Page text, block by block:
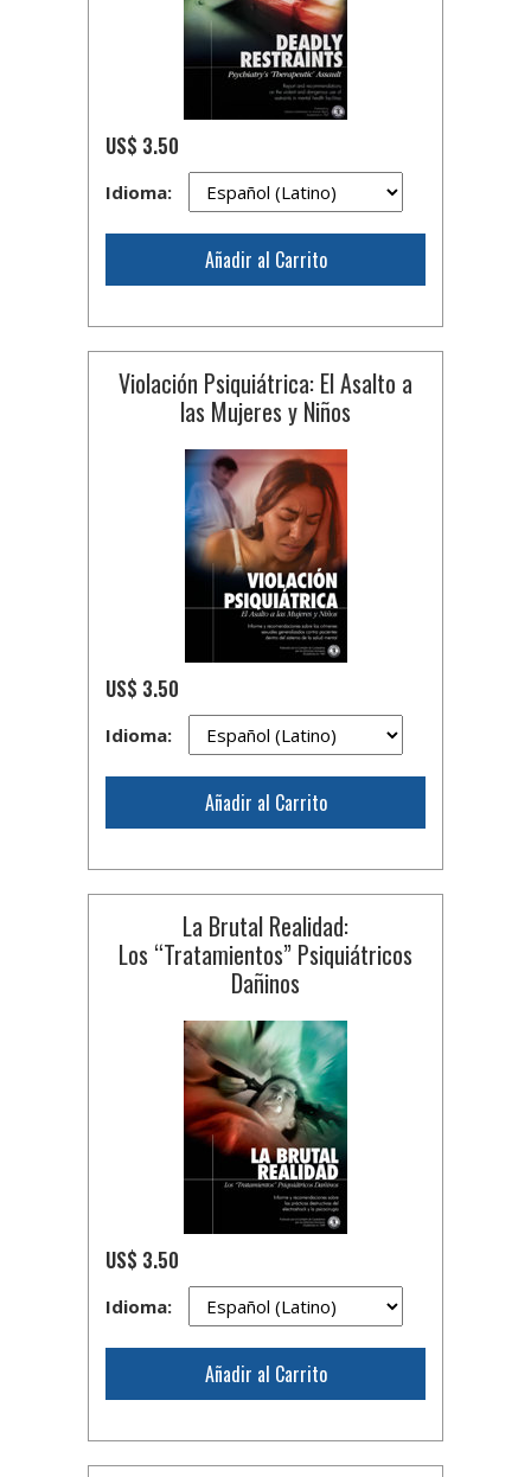
US$ 3.50
Idioma:
Añadir al Carrito
Violación Psiquiátrica: El Asalto a
las Mujeres y Niños
US$ 3.50
Idioma:
Añadir al Carrito
La Brutal Realidad:
Los “Tratamientos” Psiquiátricos
Dañinos
US$ 3.50
Idioma:
Añadir al Carrito